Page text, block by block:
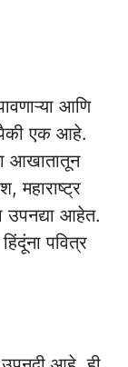
आणि
एक आहे.
आखातातून
महाराष्ट्र
उपनद्या आहेत.
पवित्र